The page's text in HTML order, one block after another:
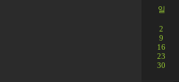
일
2
9
16
23
30